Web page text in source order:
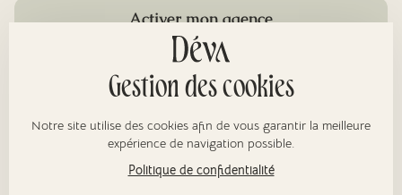
Activer mon agence
Gestion des cookies
Notre site utilise des cookies afin de vous garantir la meilleure
expérience de navigation possible.
Politique de confidentialité